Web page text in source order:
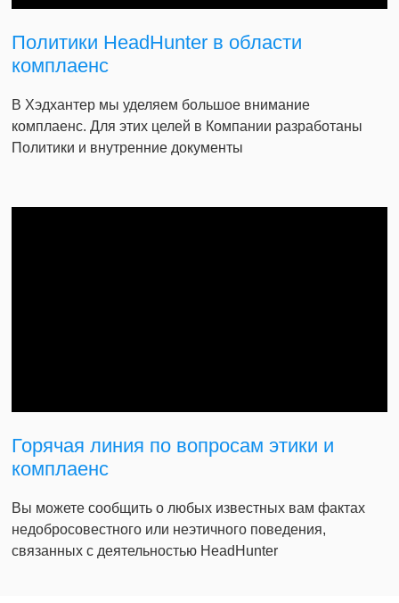
Политики HeadHunter в области
комплаенс
В Хэдхантер мы уделяем большое внимание
комплаенс. Для этих целей в Компании разработаны
Политики и внутренние документы
Горячая линия по вопросам этики и
комплаенс
Вы можете сообщить о любых известных вам фактах
недобросовестного или неэтичного поведения,
связанных с деятельностью HeadHunter